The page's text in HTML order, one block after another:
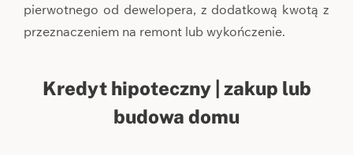
pierwotnego od dewelopera, z dodatkową kwotą z
przeznaczeniem na remont lub wykończenie.
Kredyt hipoteczny | zakup lub
budowa domu